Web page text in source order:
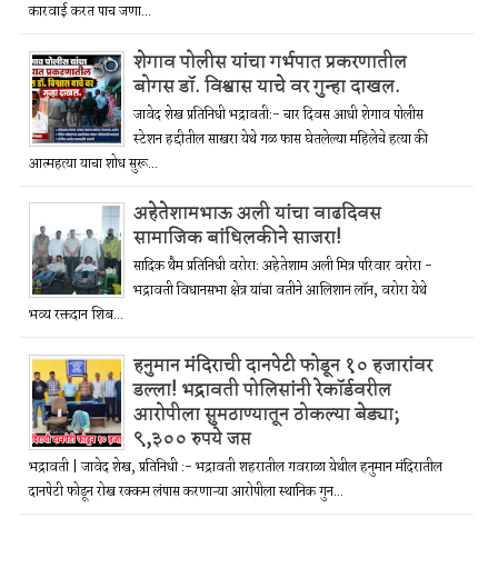
कारवाई करत पाच जणा...
शेगाव पोलीस यांचा गर्भपात प्रकरणातील
बोगस डॉ. विश्वास याचे वर गुन्हा दाखल.
जावेद शेख प्रतिनिधी भद्रावती:- चार दिवस आधी शेगाव पोलीस
स्टेशन हद्दीतील साखरा येथे गळ फास घेतलेल्या महिलेचे हत्या की
आत्महत्या याचा शोध सुरू...
अहेतेशामभाऊ अली यांचा वाढदिवस
सामाजिक बांधिलकीने साजरा!
सादिक थैम प्रतिनिधी वरोरा: अहेतेशाम अली मित्र परिवार वरोरा -
भद्रावती विधानसभा क्षेत्र यांचा वतीने आलिशान लॉन, वरोरा येथे
भव्य रक्तदान शिब...
हनुमान मंदिराची दानपेटी फोडून १० हजारांवर
डल्ला! भद्रावती पोलिसांनी रेकॉर्डवरील
आरोपीला सुमठाण्यातून ठोकल्या बेड्या;
९,३०० रुपये जप्त
भद्रावती | जावेद शेख, प्रतिनिधी :- भद्रावती शहरातील गवराळा येथील हनुमान मंदिरातील
दानपेटी फोडून रोख रक्कम लंपास करणाऱ्या आरोपीला स्थानिक गुन...